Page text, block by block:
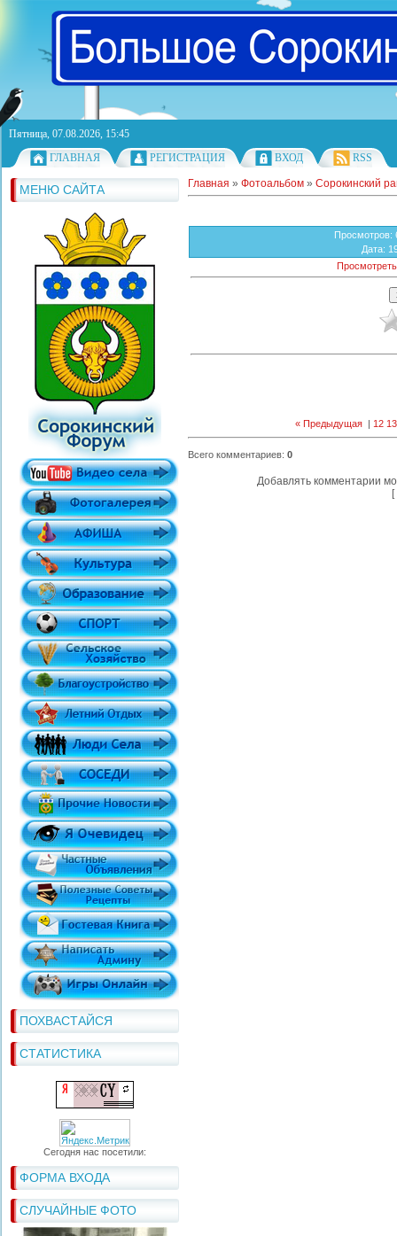
Пятница, 07.08.2026, 15:45
ГЛАВНАЯ
РЕГИСТРАЦИЯ ВХОД RSS
МЕНЮ САЙТА
ПОХВАСТАЙСЯ
СТАТИСТИКА
Сегодня нас посетили:
ФОРМА ВХОДА
СЛУЧАЙНЫЕ ФОТО
Главная » Фотоальбом » Сорокинский
Просмотров:
Дата:
« Предыдущая | 12 13
Всего комментариев: 0
Добавлять комментарии
[